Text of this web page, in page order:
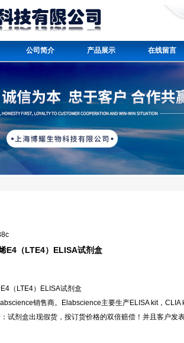
公司简介 产品展示 在线留言
E4（LTE4）ELISA试剂盒
（LTE4）ELISA试剂盒
销售商。Elabscience主要生产ELISA kit，
试剂盒出现假货，按订货价格的双倍赔偿！并且客户发